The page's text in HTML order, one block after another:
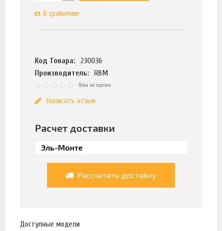
В сравнение
Код Товара:
230036
Производитель:
RBM
Пока не оценен
Написать отзыв
Расчет доставки
Рассчитать доставку
Доступные модели